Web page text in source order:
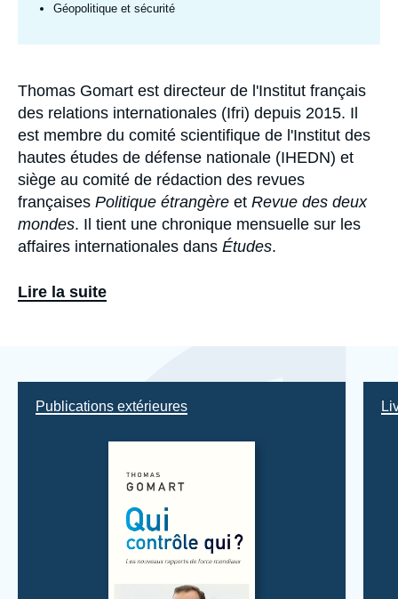
Géopolitique et sécurité
Biographie
Thomas Gomart est directeur de l'Institut français
des relations internationales (Ifri) depuis 2015. Il
est membre du comité scientifique de l'Institut des
hautes études de défense nationale (IHEDN) et
siège au comité de rédaction des revues
françaises Politique étrangère et Revue des deux
mondes. Il tient une chronique mensuelle sur les
affaires internationales dans Études.
Ses travaux actuels portent sur la Russie, les
? Les nouveaux rapports de force mondiaux
nœuds géostratégiques d'un monde hors de
(Tallandier, 2024) ;Les ambitions
inavouées. Ce que préparent les grandes
(Tallandier, 2023) ;
Lire la suite
Publications extérieures